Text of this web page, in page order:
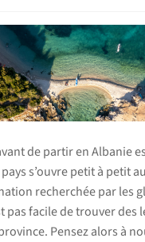
de partir en Albanie
s’ouvre petit à petit
recherchée par les
pas facile de trouver des
Pensez alors à